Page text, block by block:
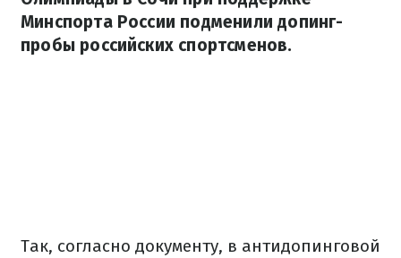
Минспорта России подменили допинг-
пробы российских спортсменов.
Так, согласно документу, в антидопинговой